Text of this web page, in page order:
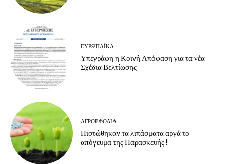
ΕΥΡΩΠΑΪΚΆ
Υπεγράφη η Κοινή Απόφαση για τα νέα
Σχέδια Βελτίωσης
ΑΓΡΟΕΦΌΔΙΑ
Πιστώθηκαν τα λιπάσματα αργά το
απόγευμα της Παρασκευής !